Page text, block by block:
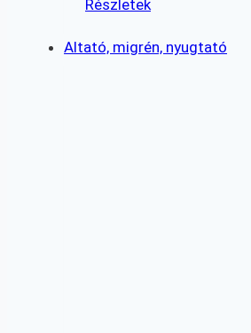
Részletek
Altató, migrén, nyugtató